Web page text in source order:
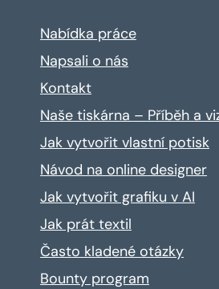
Nabídka práce
Napsali o nás
Kontakt
Naše tiskárna – Příběh a
Jak vytvořit vlastní potisk
Návod na online designer
Jak vytvořit grafiku v AI
Jak prát textil
Často kladené otázky
Bounty program